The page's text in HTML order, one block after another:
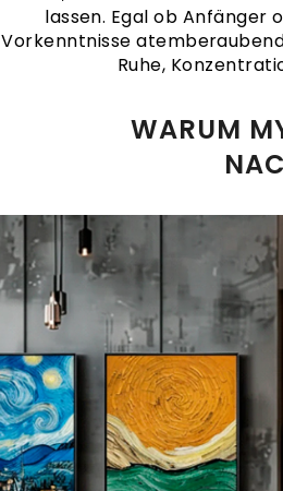
lassen. Egal ob Anfänger
Vorkenntnisse
Ruhe,
WARUM